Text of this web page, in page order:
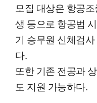
모집 대상은 항공
생 등으로 항공법
기 승무원 신체검
다.
또한 기존 전공과
도 지원 가능하다.